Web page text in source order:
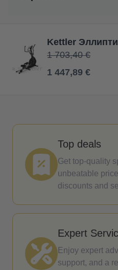
1 703,40 €
1 447,89 €
Top deals
Get top-quality
unbeatable
discounts and
Expert
Enjoy expert
support, and a